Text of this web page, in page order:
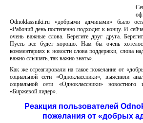
Оdnoklassniki.ru «добрыми админами» было
«Рабочий день постепенно подходит к концу. И
очень важные слова. Берегите друг друга.
Пусть все будет хорошо. Нам бы очень
комментариях к новости слова поддержки, слова
важно слышать, так важно знать».
Как же отреагировали на такое пожелание от
социальной сети «Одноклассники», выяснили
социальной сети «Одноклассники» новостного
«Биржевой лидер».
Реакция пользователей
пожелания от «добрых